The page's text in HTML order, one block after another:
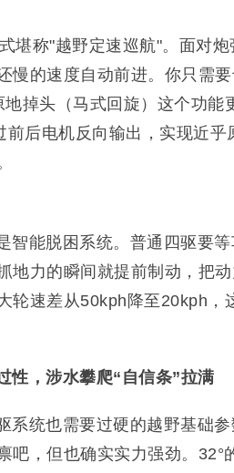
堪称"越野定速巡航"。面对
慢的速度自动前进。你只需
掉头（马式回旋）这个功能
前后电机反向输出，实现近
智能脱困系统。普通四驱要
地力的瞬间就提前制动，把
轮速差从50kph降至20kph，
性，涉水攀爬“自信条”拉满
系统也需要过硬的越野基础
吧，但也确实实力强劲。32°